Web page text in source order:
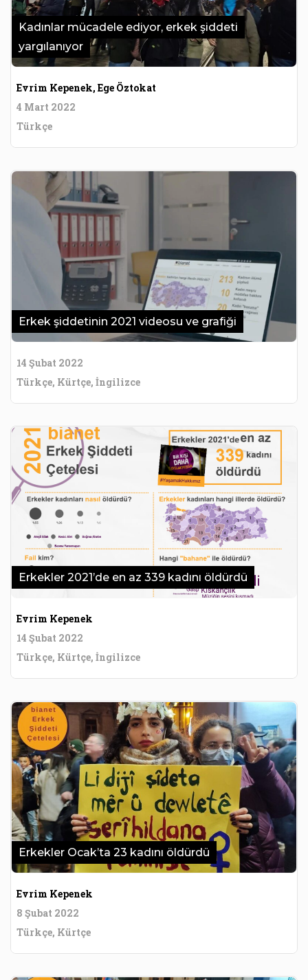
Kadınlar mücadele ediyor, erkek şiddeti
yargılanıyor
Evrim Kepenek, Ege Öztokat
4 Mart 2022
Türkçe
Erkek şiddetinin 2021 videosu ve grafiği
14 Şubat 2022
Türkçe, Kürtçe, İngilizce
Erkekler 2021’de en az 339 kadını öldürdü
Evrim Kepenek
14 Şubat 2022
Türkçe, Kürtçe, İngilizce
Erkekler Ocak’ta 23 kadını öldürdü
Evrim Kepenek
8 Şubat 2022
Türkçe, Kürtçe